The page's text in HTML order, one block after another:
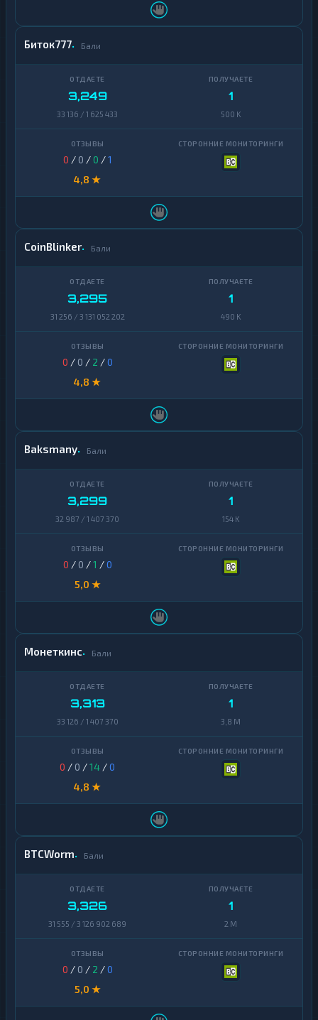
Биток777 Бали
3,249
33 136 / 1 625 433
1
500 K
0 / 0 /0 /1
4,8 ★
CoinBlinker Бали
3,295
31 256 / 3 131 052 202
1
490 K
0 / 0 / 2 /0
4,8 ★
Baksmany Бали
3,299
32 987 / 1 407 370
1
154 K
0 / 0 /1 /0
5,0 ★
Монеткинс Бали
3,313
33 126 / 1 407 370
1
3,8 M
0 / 0 /14 /0
4,8 ★
BTCWorm Бали
3,326
31 555 / 3 126 902 689
1
2 M
0 / 0 / 2 /0
5,0 ★